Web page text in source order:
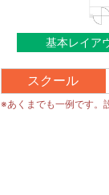
基本レイア
スクール
※あくまでも一例です。